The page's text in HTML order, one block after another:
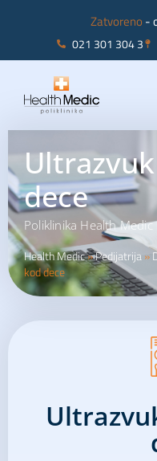
021 301 304 3
Zatvoreno-
dece
Poliklinika Health Medic
Health Medic»Pedijatrija »
kod dece